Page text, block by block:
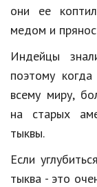
Авто, мото
Дом и сад
Спорт и
Психология
Разное
они ее
медом и
Индейцы
поэтому
всему миру,
на старых
тыквы.
Если
тыква - это